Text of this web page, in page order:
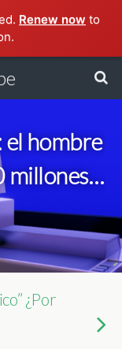
Renew now to
el hombre
millones
de su
¿Por